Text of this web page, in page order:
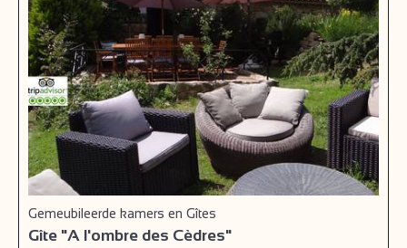
Gemeubileerde kamers en Gîtes
Gîte "A l'ombre des Cèdres"